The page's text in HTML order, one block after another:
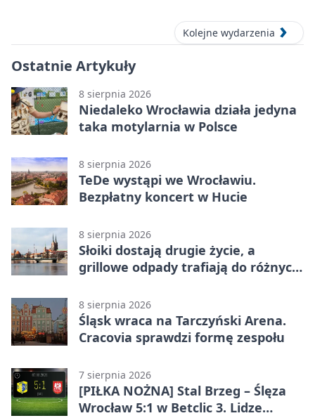
Kolejne wydarzenia
Ostatnie Artykuły
8 sierpnia 2026
Niedaleko Wrocławia działa jedyna
taka motylarnia w Polsce
8 sierpnia 2026
TeDe wystąpi we Wrocławiu.
Bezpłatny koncert w Hucie
8 sierpnia 2026
Słoiki dostają drugie życie, a
grillowe odpady trafiają do różnych
8 sierpnia 2026
Śląsk wraca na Tarczyński Arena.
Cracovia sprawdzi formę zespołu
7 sierpnia 2026
[PIŁKA NOŻNA] Stal Brzeg – Ślęza
Wrocław 5:1 w Betclic 3. Lidze